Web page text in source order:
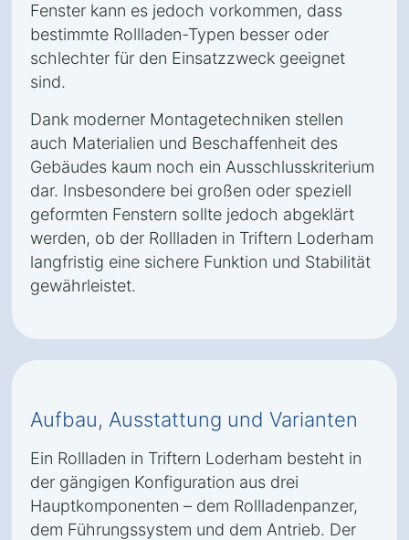
Fenster kann es jedoch vorkommen, dass
bestimmte Rollladen-Typen besser oder
schlechter für den Einsatzzweck geeignet
sind.
Dank moderner Montagetechniken stellen
auch Materialien und Beschaffenheit des
Gebäudes kaum noch ein Ausschlusskriterium
dar. Insbesondere bei großen oder speziell
geformten Fenstern sollte jedoch abgeklärt
werden, ob der Rollladen in Triftern Loderham
langfristig eine sichere Funktion und Stabilität
gewährleistet.
Aufbau, Ausstattung und Varianten
Ein Rollladen in Triftern Loderham besteht in
der gängigen Konfiguration aus drei
Hauptkomponenten – dem Rollladenpanzer,
dem Führungssystem und dem Antrieb. Der